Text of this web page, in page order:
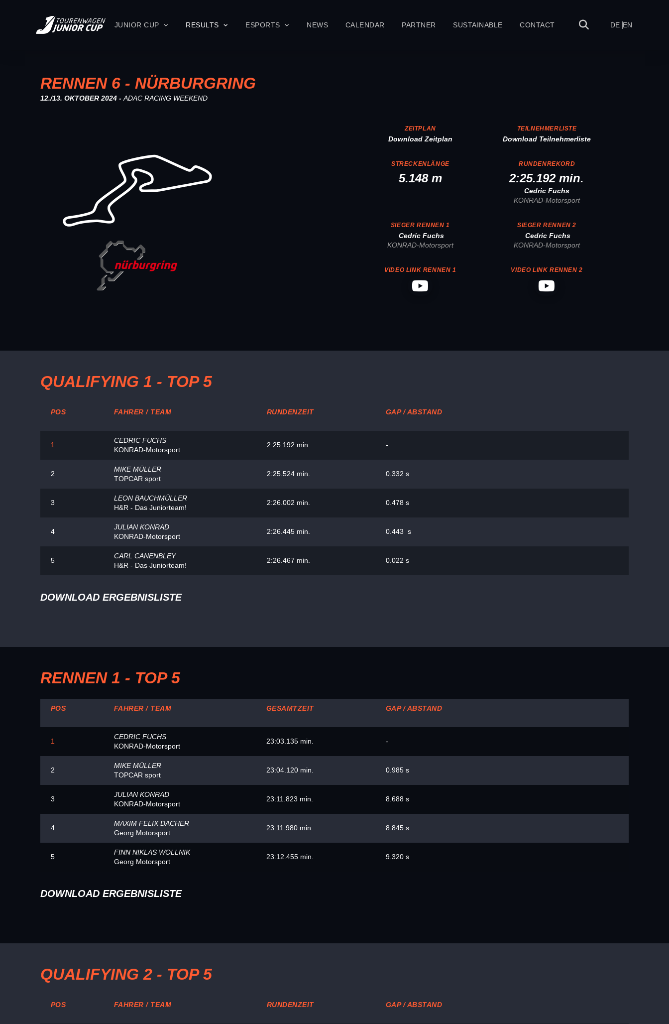
JUNIOR CUP RESULTS ESPORTS NEWS CALENDAR PARTNER SUSTAINABLE CONTACT DE EN
RENNEN 6 - NÜRBURGRING
12./13. OKTOBER 2024 - ADAC RACING WEEKEND
ZEITPLAN
Download Zeitplan
TEILNEHMERLISTE
Download Teilnehmerliste
STRECKENLÄNGE
5.148 m
RUNDENREKORD
2:25.192 min.
Cedric Fuchs
KONRAD-Motorsport
SIEGER RENNEN 1
Cedric Fuchs
KONRAD-Motorsport
SIEGER RENNEN 2
Cedric Fuchs
KONRAD-Motorsport
VIDEO LINK RENNEN 1 VIDEO LINK RENNEN 2
QUALIFYING 1 - TOP 5
POS FAHRER / TEAM RUNDENZEIT GAP / ABSTAND
1
CEDRIC FUCHS
KONRAD-Motorsport
2:25.192 min. -
2
MIKE MÜLLER
TOPCAR sport
2:25.524 min. 0.332 s
3
LEON BAUCHMÜLLER
H&R - Das Juniorteam!
2:26.002 min. 0.478 s
4
JULIAN KONRAD
KONRAD-Motorsport
2:26.445 min. 0.443 s
5
CARL CANENBLEY
H&R - Das Juniorteam!
2:26.467 min. 0.022 s
DOWNLOAD ERGEBNISLISTE
RENNEN 1 - TOP 5
POS FAHRER / TEAM GESAMTZEIT GAP / ABSTAND
1
CEDRIC FUCHS
KONRAD-Motorsport
23:03.135 min. -
2
MIKE MÜLLER
TOPCAR sport
23:04.120 min. 0.985 s
3
JULIAN KONRAD
KONRAD-Motorsport
23:11.823 min. 8.688 s
4
MAXIM FELIX DACHER
Georg Motorsport
23:11.980 min. 8.845 s
5
FINN NIKLAS WOLLNIK
Georg Motorsport
23:12.455 min. 9.320 s
DOWNLOAD ERGEBNISLISTE
QUALIFYING 2 - TOP 5
POS FAHRER / TEAM RUNDENZEIT GAP / ABSTAND